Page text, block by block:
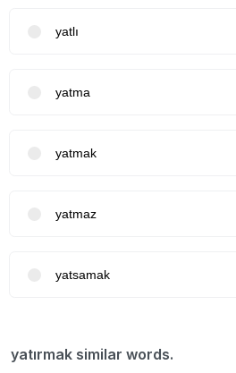
yatlı
yatma
yatmak
yatmaz
yatsamak
yatırmak similar words.